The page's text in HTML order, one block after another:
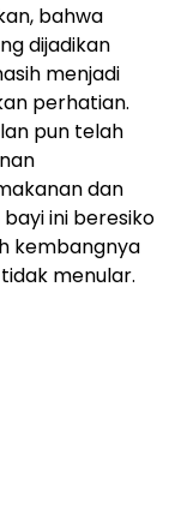
bahwa
dijadikan
menjadi
perhatian.
pun telah
dan
ini beresiko
kembangnya
menular.